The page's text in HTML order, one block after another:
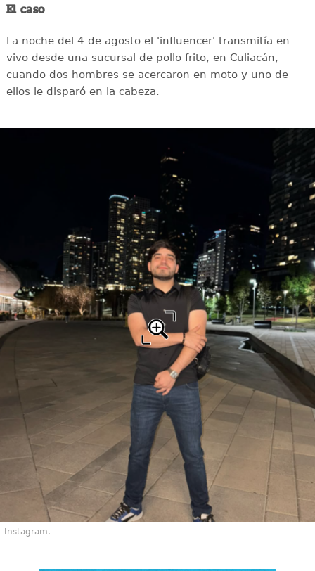
El caso
La noche del 4 de agosto el 'influencer' transmitía en
vivo desde una sucursal de pollo frito, en Culiacán,
cuando dos hombres se acercaron en moto y uno de
ellos le disparó en la cabeza.
Instagram.